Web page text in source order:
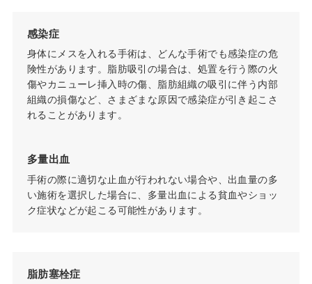
感染症
身体にメスを入れる手術は、どんな手術でも感染症の危
険性があります。脂肪吸引の場合は、処置を行う際の火
傷やカニューレ挿入時の傷、脂肪組織の吸引に伴う内部
組織の損傷など、さまざまな原因で感染症が引き起こさ
れることがあります。
多量出血
手術の際に適切な止血が行われない場合や、出血量の多
い施術を選択した場合に、多量出血による貧血やショッ
ク症状などが起こる可能性があります。
脂肪塞栓症